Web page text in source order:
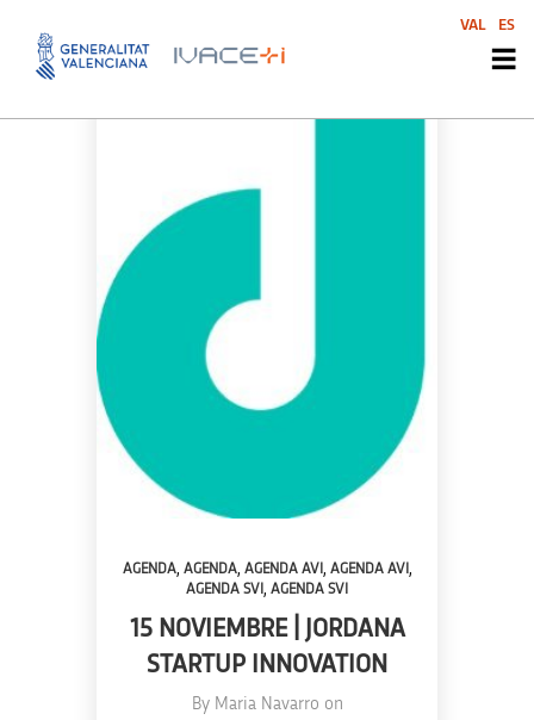
AGENDA, AGENDA, AGENDA AVI, AGENDA AVI,
AGENDA SVI AGENDA SVI
15 NOVIEMBRE | JORDANA
STARTUP INNOVATION
By Maria Navarro on
VAL ES